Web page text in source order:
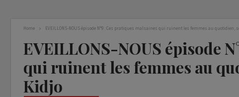
Home EVEILLONS-NOUS épisode N°9 : Ces pratiques malsaines qui ruinent les femmes au quotidien,
EVEILLONS-NOUS épisode
qui ruinent les femmes au
Kidjo